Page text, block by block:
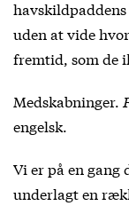
uden at vide
fremtid, som de
Medskabninger.
engelsk.
Vi er på en gang
underlagt en